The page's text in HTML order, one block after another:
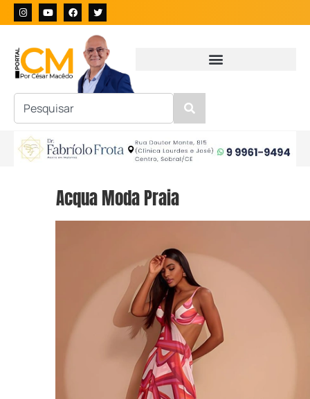
Acqua Moda Praia